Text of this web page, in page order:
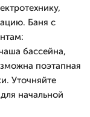
Баня с
бассейна,
поэтапная
Уточняйте
начальной